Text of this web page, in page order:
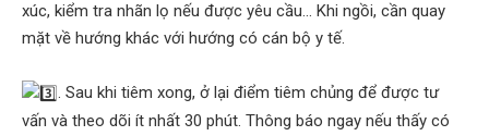
xúc, kiểm tra nhãn lọ nếu được yêu cầu… Khi ngồi, cần quay
mặt về hướng khác với hướng có cán bộ y tế.
. Sau khi tiêm xong, ở lại điểm tiêm chủng để được tư
vấn và theo dõi ít nhất 30 phút. Thông báo ngay nếu thấy có